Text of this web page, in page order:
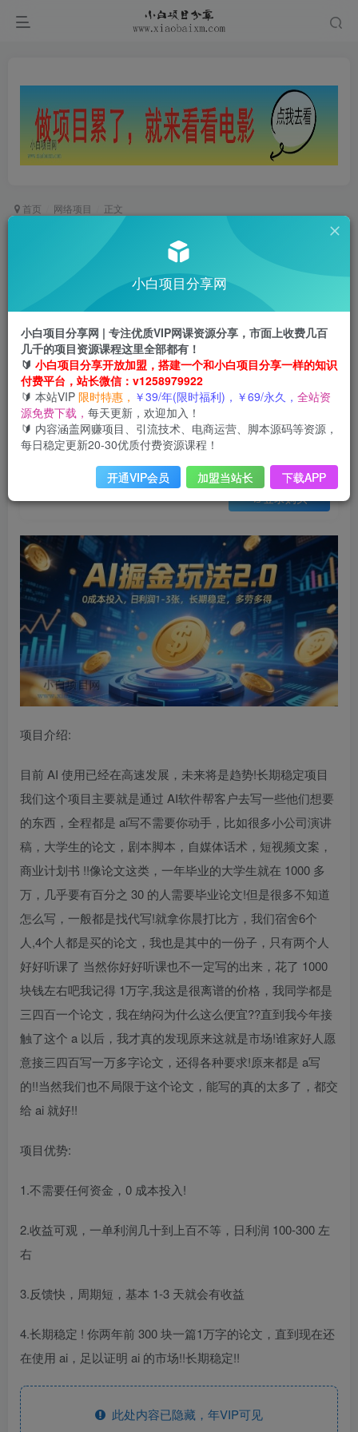
首页 网络项目 正文
AI掘金玩法2.0，0成本投入，日利润1-3张，长期
1年前更新
关注
0 131 37
此内容为会员免费，请付费后查看
云币3 限时特惠
云币 99
年VIP免费 终身VIP会员免费
登录购买
会员免费 已售 15
项目介绍:
目前 AI 使用已经在高速发展，未来将是趋势!长期稳定项目
我们这个项目主要就是通过 AI软件帮客户去写一些他们想要
的东西，全程都是 ai写不需要你动手，比如很多小公司演讲
稿，大学生的论文，剧本脚本，自媒体话术，短视频文案，
商业计划书 !!像论文这类，一年毕业的大学生就在 1000 多
万，几乎要有百分之 30 的人需要毕业论文!但是很多不知道
怎么写，一般都是找代写!就拿你晨打比方，我们宿舍6个
人,4个人都是买的论文，我也是其中的一份子，只有两个人
好好听课了 当然你好好听课也不一定写的出来，花了 1000
块钱左右吧我记得 1万字,我这是很离谱的价格，我同学都是
三四百一个论文，我在纳闷为什么这么便宜??直到我今年接
触了这个 a 以后，我才真的发现原来这就是市场!谁家好人愿
意接三四百写一万多字论文，还得各种要求!原来都是 a写
的!!当然我们也不局限于这个论文，能写的真的太多了，都交
给 ai 就好!!
项目优势:
1.不需要任何资金，0 成本投入!
2.收益可观，一单利润几十到上百不等，日利润 100-300 左
右
3.反馈快，周期短，基本 1-3 天就会有收益
4.长期稳定 ! 你两年前 300 块一篇1万字的论文，直到现在还
在使用 ai，足以证明 ai 的市场!!长期稳定!!
此处内容已隐藏，年VIP可见
小白项目分享网
小白项目分享网 | 专注优质VIP网课资源分享，市面上收费几百
几千的项目资源课程这里全部都有！
🔰 小白项目分享开放加盟，搭建一个和小白项目分享一样的知识
付费平台，站长微信：v1258979922
🔰 本站VIP 限时特惠， ￥39/年(限时福利)，￥69/永久， 全站资
源免费下载， 每天更新，欢迎加入！
🔰 内容涵盖网赚项目、引流技术、电商运营、脚本源码等资源，
每日稳定更新20-30优质付费资源课程！
开通VIP会员 加盟当站长 下载APP